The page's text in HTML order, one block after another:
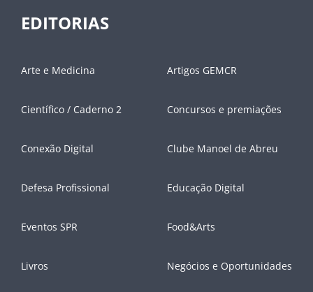
EDITORIAS
Arte e Medicina Artigos GEMCR
Científico / Caderno 2 Concursos e premiações
Conexão Digital Clube Manoel de Abreu
Defesa Profissional Educação Digital
Eventos SPR Food&Arts
Livros Negócios e Oportunidades